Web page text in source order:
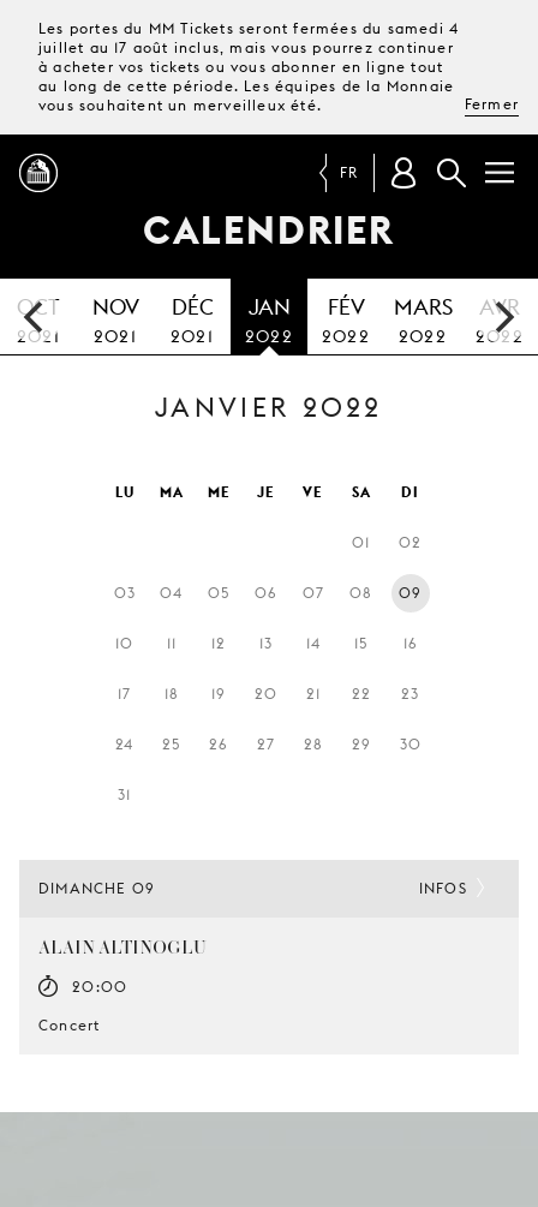
Les portes du MM Tickets seront fermées du samedi 4
juillet au 17 août inclus, mais vous pourrez continuer
à acheter vos tickets ou vous abonner en ligne tout
au long de cette période. Les équipes de la Monnaie
vous souhaitent un merveilleux été.
Fermer
PROGRAMME
MAGAZINE
TICKETS &
ABONNEMENTS
VISITE
LA
MONNAIE
FR
CALENDRIER
OCT
2021
NOV
2021
DÉC
2021
JAN
2022
FÉV
2022
MARS
2022
AVR
2022
JANVIER 2022
LU MA ME JE VE SA DI
01 02
03 04 05 06 07 08 09
10 11 12 13 14 15 16
17 18 19 20 21 22 23
24 25 26 27 28 29 30
31
DIMANCHE 09
ALAIN ALTINOGLU
20:00
Concert
INFOS